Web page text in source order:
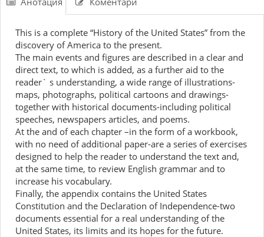
This is a complete “History of the United States” from the
discovery of America to the present.
The main events and figures are described in a clear and
direct text, to which is added, as a further aid to the
reader` s understanding, a wide range of illustrations-
maps, photographs, political cartoons and drawings-
together with historical documents-including political
speeches, newspapers articles, and poems.
At the and of each chapter –in the form of a workbook,
with no need of additional paper-are a series of exercises
designed to help the reader to understand the text and,
at the same time, to review English grammar and to
increase his vocabulary.
Finally, the appendix contains the United States
Constitution and the Declaration of Independence-two
documents essential for a real understanding of the
United States, its limits and its hopes for the future.